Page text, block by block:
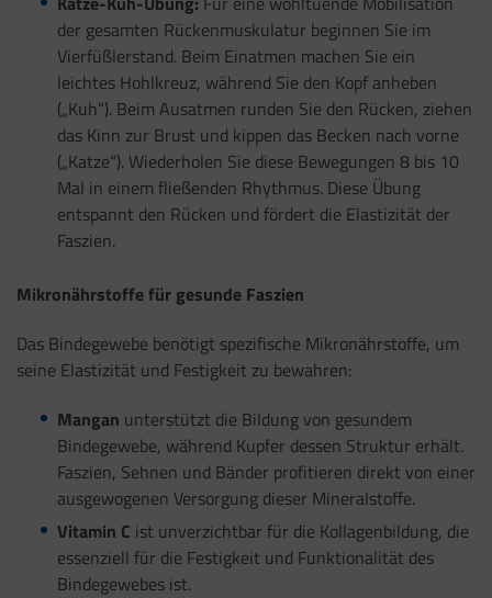
der gesamten Rückenmuskulatur beginnen Sie im
Vierfüßlerstand. Beim Einatmen machen Sie ein
leichtes Hohlkreuz, während Sie den Kopf anheben
(„Kuh“). Beim Ausatmen runden Sie den Rücken, ziehen
das Kinn zur Brust und kippen das Becken nach vorne
(„Katze“). Wiederholen Sie diese Bewegungen 8 bis 10
Mal in einem fließenden Rhythmus. Diese Übung
entspannt den Rücken und fördert die Elastizität der
Faszien.
Mikronährstoffe für gesunde Faszien
Das Bindegewebe benötigt spezifische Mikronährstoffe, um
seine Elastizität und Festigkeit zu bewahren:
Mangan unterstützt die Bildung von gesundem
Bindegewebe, während Kupfer dessen Struktur erhält.
Faszien, Sehnen und Bänder profitieren direkt von einer
ausgewogenen Versorgung dieser Mineralstoffe.
Vitamin C ist unverzichtbar für die Kollagenbildung, die
essenziell für die Festigkeit und Funktionalität des
Bindegewebes ist.